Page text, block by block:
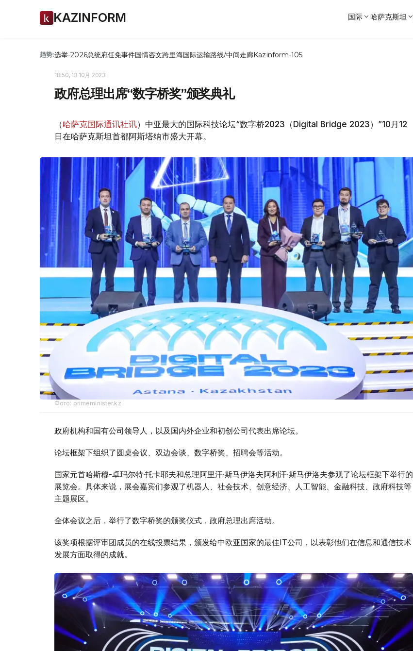
KAZINFORM 国际 哈萨克斯坦
趋势:选举-2026总统府任免事件国情咨文跨里海国际运输路线/中间走廊Kazinform-105
18:50, 13 10月 2023
政府总理出席“数字桥奖”颁奖典礼
（哈萨克国际通讯社讯）中亚最大的国际科技论坛“数字桥2023（Digital Bridge 2023）”10月12
日在哈萨克斯坦首都阿斯塔纳市盛大开幕。
Фото: primeminister.kz
政府机构和国有公司领导人，以及国内外企业和初创公司代表出席论坛。
论坛框架下组织了圆桌会议、双边会谈、数字桥奖、招聘会等活动。
国家元首哈斯穆-卓玛尔特·托卡耶夫和总理阿里汗·斯马伊洛夫阿利汗·斯马伊洛夫参观了论坛框架下举行的
展览会。具体来说，展会嘉宾们参观了机器人、社会技术、创意经济、人工智能、金融科技、政府科技等
主题展区。
全体会议之后，举行了数字桥奖的颁奖仪式，政府总理出席活动。
该奖项根据评审团成员的在线投票结果，颁发给中欧亚国家的最佳IT公司，以表彰他们在信息和通信技术
发展方面取得的成就。